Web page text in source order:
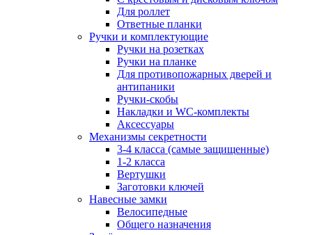
Для роллет
Ответные планки
Ручки и комплектующие
Ручки на розетках
Ручки на планке
Для противопожарных дверей и
антипаники
Ручки-скобы
Накладки и WC-комплекты
Аксессуары
Механизмы секретности
3-4 класса (самые защищенные)
1-2 класса
Вертушки
Заготовки ключей
Навесные замки
Велосипедные
Общего назначения